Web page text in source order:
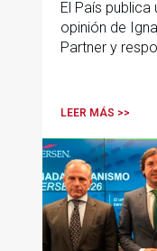
El País
opinión de
Partner y
LEER MÁS >>